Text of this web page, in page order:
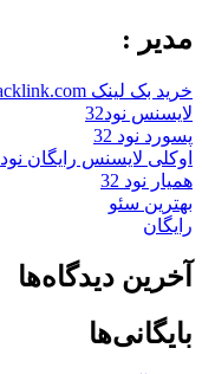
مدیر :
خرید بک لینک behtarinbacklink.com
لایسنس نود32
پسورد نود 32
اوکلی لایسنس رایگان نود 32
همیار نود 32
بهترین سئو
رایگان
آخرین دیدگاه‌ها
بایگانی‌ها